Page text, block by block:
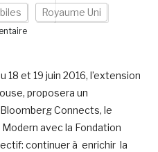
Royaume Uni
et 19 juin 2016, l’extension
proposera un
Connects, le
avec la Fondation
continuer à enrichir la